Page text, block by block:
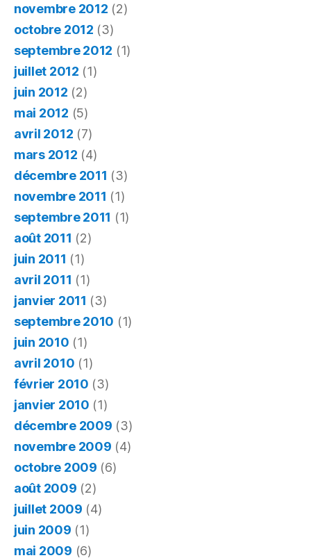
novembre 2012 (2)
octobre 2012 (3)
septembre 2012 (1)
juillet 2012 (1)
juin 2012 (2)
mai 2012 (5)
avril 2012 (7)
mars 2012 (4)
décembre 2011 (3)
novembre 2011 (1)
septembre 2011 (1)
août 2011 (2)
juin 2011 (1)
avril 2011 (1)
janvier 2011 (3)
septembre 2010 (1)
juin 2010 (1)
avril 2010 (1)
février 2010 (3)
janvier 2010 (1)
décembre 2009 (3)
novembre 2009 (4)
octobre 2009 (6)
août 2009 (2)
juillet 2009 (4)
juin 2009 (1)
mai 2009 (6)